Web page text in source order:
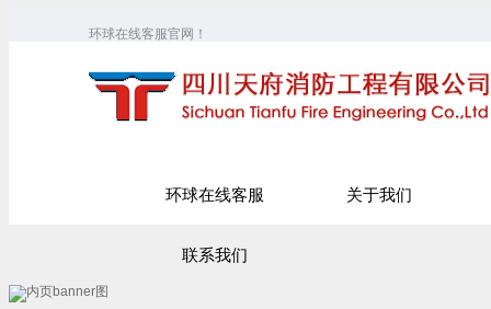
环球在线客服官网！
环球在线客服 关于我们
联系我们